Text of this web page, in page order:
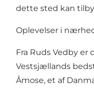
dette sted kan
Oplevelser i
Fra Ruds Vedby er
Vestsjællands
Åmose, et af